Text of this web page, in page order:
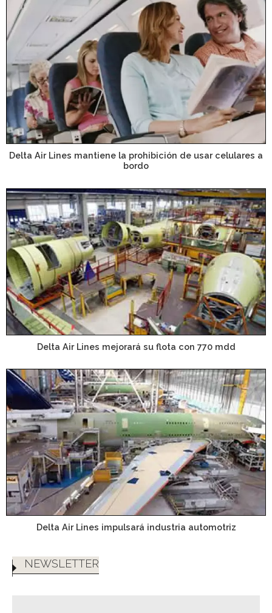
Delta Air Lines mantiene la prohibición de usar celulares a
bordo
Delta Air Lines mejorará su flota con 770 mdd
Delta Air Lines impulsará industria automotriz
NEWSLETTER